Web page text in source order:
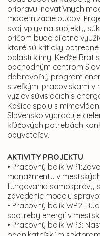
prípravu inovatívnych
modernizácie budov.
svoj vplyv na subjekty
pričom bude pilotne
ktoré sú kriticky
oblasti klímy. Keďže
obchodným centrom
dobrovoľný program
s veľkými pracoviskami v
výziev súvisiacich s
Košice spolu s
Slovensko vypracuje
kľúčových potrebách
obyvateľov.
AKTIVITY PROJEKTU
• Pracovný balík
manažmentu v
fungovania samosprávy
zavedenie modelu
• Pracovný balík WP2:
spotreby energií v
• Pracovný balík WP3: